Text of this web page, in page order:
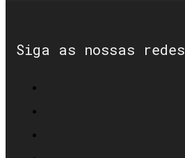
Siga as nossas redes